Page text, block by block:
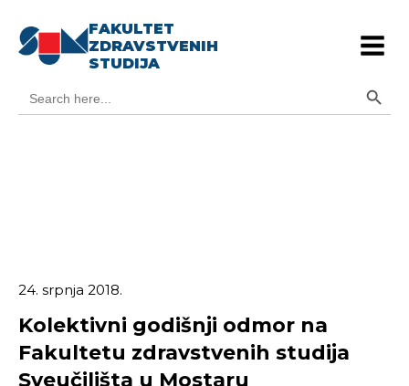
FAKULTET
ZDRAVSTVENIH
STUDIJA
for:
24. srpnja 2018.
Kolektivni godišnji odmor na
Fakultetu zdravstvenih studija
Sveučilišta u Mostaru